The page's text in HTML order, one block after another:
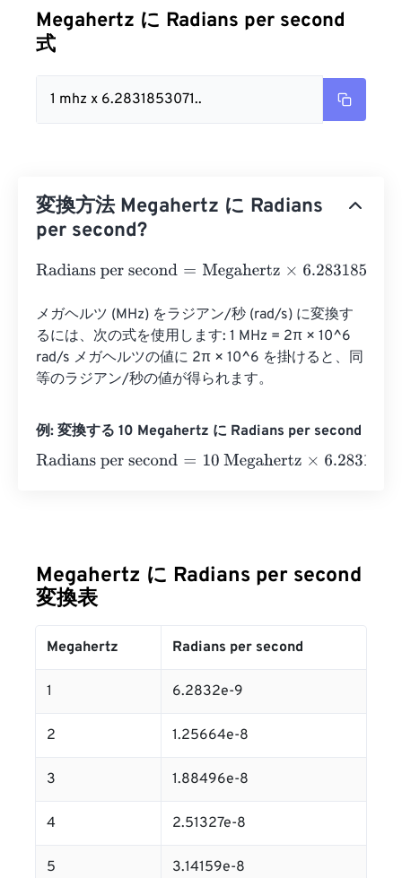
Megahertz に Radians per second
式
1 mhz x 6.2831853071..
変換方法 Megahertz に Radians
per second?
Radians per second=Megahertz×6.2831853071796
メガヘルツ (MHz) をラジアン/秒 (rad/s) に変換す
るには、次の式を使用します: 1 MHz = 2π × 10^6
rad/s メガヘルツの値に 2π × 10^6 を掛けると、同
等のラジアン/秒の値が得られます。
例: 変換する 10 Megahertz に Radians per second
Radians per second=10 Megahertz×6.2831853071796
Megahertz に Radians per second
変換表
Megahertz Radians per second
1 6.2832e-9
2 1.25664e-8
3 1.88496e-8
4 2.51327e-8
5 3.14159e-8